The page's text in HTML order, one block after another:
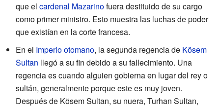
que el cardenal Mazarinofuera destituido de su cargo
como primer ministro. Esto muestra las luchas de poder
que existían en la corte francesa.
En el Imperio otomano, la segunda regencia de Kösem
Sultan llegó a su fin debido a su fallecimiento. Una
regencia es cuando alguien gobierna en lugar del rey o
sultán, generalmente porque este es muy joven.
Después de Kösem Sultan, su nuera, Turhan Sultan,